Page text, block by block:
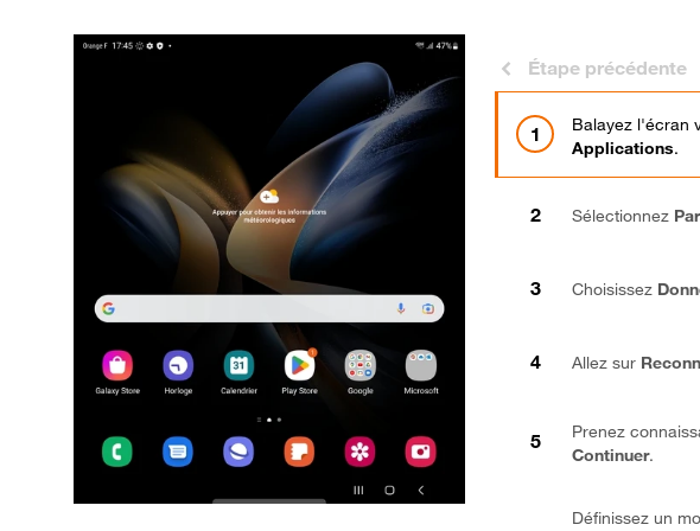
Étape précédente
Balayez l'écran
Applications.
Sélectionnez
Choisissez
Allez sur
Prenez
Continuer.
Définissez un